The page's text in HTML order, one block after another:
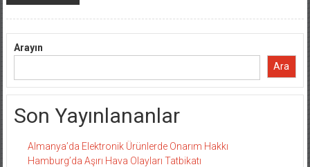
Arayın
Ara
Son Yayınlananlar
Almanya’da Elektronik Ürünlerde Onarım Hakkı
Hamburg’da Aşırı Hava Olayları Tatbikatı